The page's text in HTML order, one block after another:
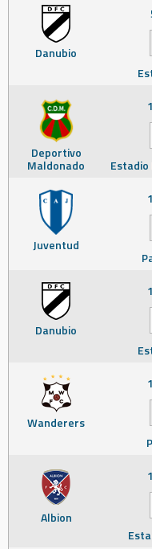
Danubio
Deportivo
Maldonado
Estadio
Juventud
Danubio
Wanderers
Albion